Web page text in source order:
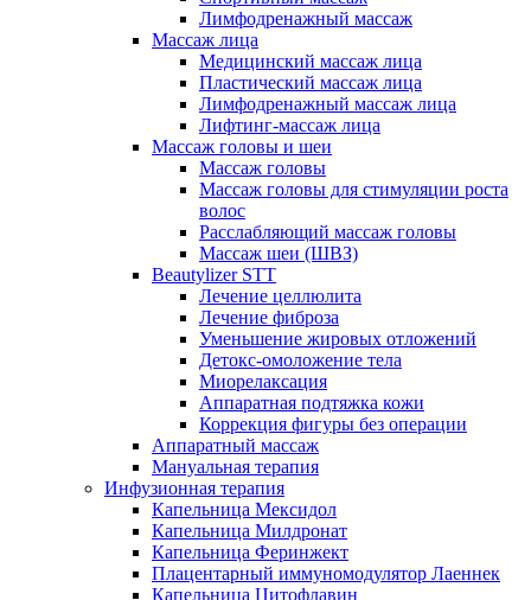
Лимфодренажный массаж
Массаж лица
Медицинский массаж лица
Пластический массаж лица
Лимфодренажный массаж лица
Лифтинг-массаж лица
Массаж головы и шеи
Массаж головы
Массаж головы для стимуляции роста
волос
Расслабляющий массаж головы
Массаж шеи (ШВЗ)
Beautylizer STT
Лечение целлюлита
Лечение фиброза
Уменьшение жировых отложений
Детокс-омоложение тела
Миорелаксация
Аппаратная подтяжка кожи
Коррекция фигуры без операции
Аппаратный массаж
Мануальная терапия
Инфузионная терапия
Капельница Мексидол
Капельница Милдронат
Капельница Феринжект
Плацентарный иммуномодулятор Лаеннек
Капельница Цитофлавин